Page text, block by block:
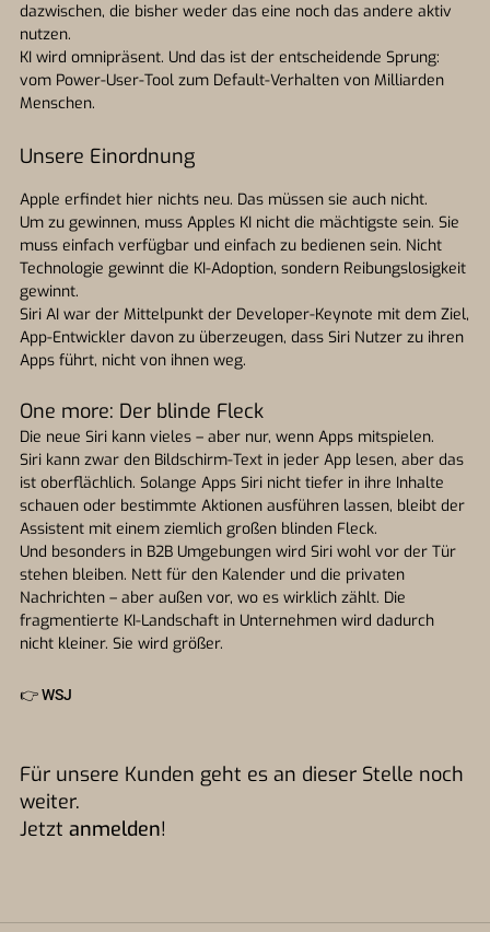
dazwischen, die bisher weder das eine noch das andere aktiv
nutzen.
KI wird omnipräsent. Und das ist der entscheidende Sprung:
vom Power-User-Tool zum Default-Verhalten von Milliarden
Menschen.
Unsere Einordnung
Apple erfindet hier nichts neu. Das müssen sie auch nicht.
Um zu gewinnen, muss Apples KI nicht die mächtigste sein. Sie
muss einfach verfügbar und einfach zu bedienen sein. Nicht
Technologie gewinnt die KI-Adoption, sondern Reibungslosigkeit
gewinnt.
Siri AI war der Mittelpunkt der Developer-Keynote mit dem Ziel,
App-Entwickler davon zu überzeugen, dass Siri Nutzer zu ihren
Apps führt, nicht von ihnen weg.
One more: Der blinde Fleck
Die neue Siri kann vieles – aber nur, wenn Apps mitspielen.
Siri kann zwar den Bildschirm-Text in jeder App lesen, aber das
ist oberflächlich. Solange Apps Siri nicht tiefer in ihre Inhalte
schauen oder bestimmte Aktionen ausführen lassen, bleibt der
Assistent mit einem ziemlich großen blinden Fleck.
Und besonders in B2B Umgebungen wird Siri wohl vor der Tür
stehen bleiben. Nett für den Kalender und die privaten
Nachrichten – aber außen vor, wo es wirklich zählt. Die
fragmentierte KI-Landschaft in Unternehmen wird dadurch
nicht kleiner. Sie wird größer.
👉WSJ
Für unsere Kunden geht es an dieser Stelle noch
weiter.
Jetzt anmelden!